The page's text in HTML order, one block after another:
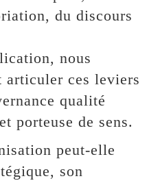
du discours
nous
articuler ces leviers
qualité
porteuse de sens.
peut-elle
son